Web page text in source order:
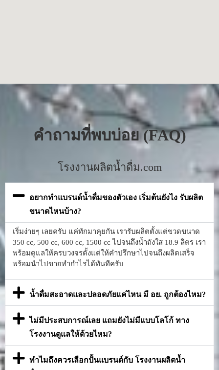
คำถามที่พบบ่อย (FAQ)
โรงงานผลิตน้ำดื่ม.com
อยากทำแบรนด์น้ำดื่มของตัวเอง เริ่มต้นยังไง รับผลิต
ขนาดไหนบ้าง?
เริ่มง่ายๆ เลยครับ แค่ทักมาคุยกัน เรารับผลิตตั้งแต่ขวดขนาด
350 cc, 500 cc, 600 cc, 1500 cc ไปจนถึงน้ำถังใส 18.9 ลิตร เรา
พร้อมดูแลให้ครบวงจรตั้งแต่ให้คำปรึกษาไปจนถึงผลิตเสร็จ
พร้อมนำไปขายทำกำไรได้ทันทีครับ
น้ำดื่มสะอาดและปลอดภัยแค่ไหน มี อย. ถูกต้องไหม?
ไม่มีประสบการณ์เลย แถมยังไม่มีแบบโลโก้ ทาง
โรงงานดูแลให้ด้วยไหม?
ทำไมถึงควรเลือกปั้นแบรนด์กับ โรงงานผลิตน้ำ